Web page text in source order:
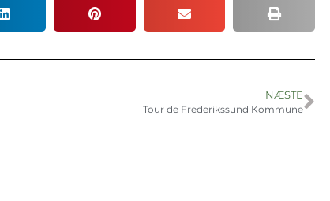
NÆSTE
Tour de Frederikssund Kommune